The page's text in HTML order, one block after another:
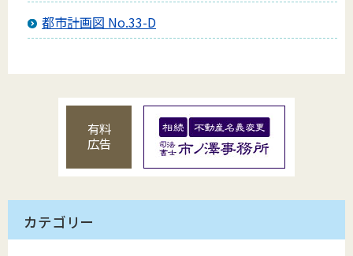
都市計画図 No.33-D
有料
広告
カテゴリー